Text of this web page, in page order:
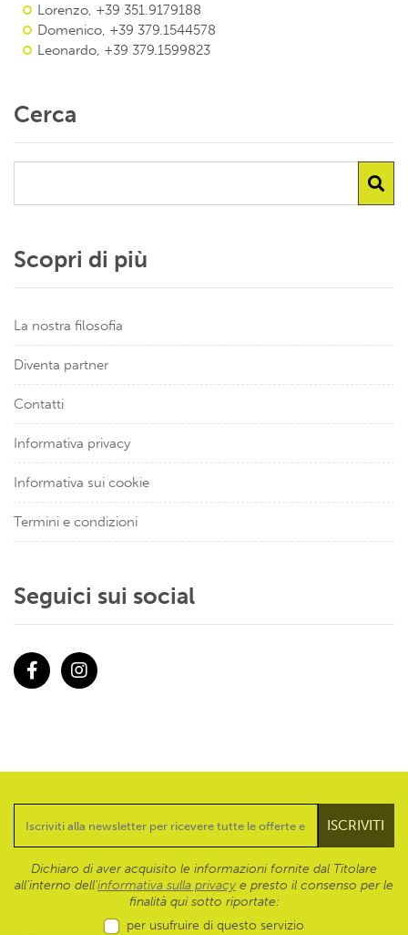
Lorenzo, +39 351.9179188
Domenico, +39 379.1544578
Leonardo, +39 379.1599823
Cerca
Scopri di più
La nostra filosofia
Diventa partner
Contatti
Informativa privacy
Informativa sui cookie
Termini e condizioni
Seguici sui social
Dichiaro di aver acquisito le informazioni fornite dal Titolare
all’interno dell'informativa sulla privacy e presto il consenso per le
finalità qui sotto riportate:
per usufruire di questo servizio